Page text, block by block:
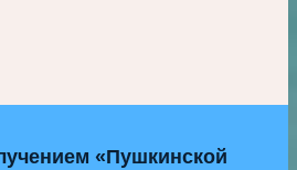
«Пушкинской